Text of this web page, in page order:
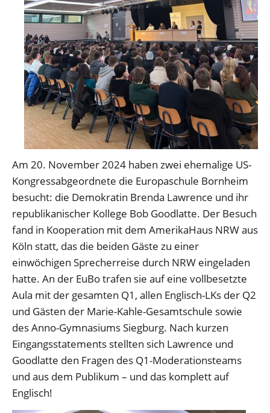
Am 20. November 2024 haben zwei ehemalige US-
Kongressabgeordnete die Europaschule Bornheim
besucht: die Demokratin Brenda Lawrence und ihr
republikanischer Kollege Bob Goodlatte. Der Besuch
fand in Kooperation mit dem AmerikaHaus NRW aus
Köln statt, das die beiden Gäste zu einer
einwöchigen Sprecherreise durch NRW eingeladen
hatte. An der EuBo trafen sie auf eine vollbesetzte
Aula mit der gesamten Q1, allen Englisch-LKs der Q2
und Gästen der Marie-Kahle-Gesamtschule sowie
des Anno-Gymnasiums Siegburg. Nach kurzen
Eingangsstatements stellten sich Lawrence und
Goodlatte den Fragen des Q1-Moderationsteams
und aus dem Publikum – und das komplett auf
Englisch!